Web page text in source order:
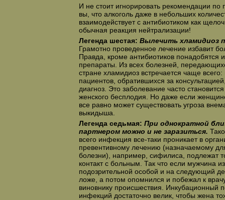
И не стоит игнорировать рекомендации по
вы, что алкоголь даже в небольших
взаимодействует с антибиотиком как
обычная реакция нейтрализации!
Легенда шестая: Вылечить хламидиоз
Грамотно проведенное лечение избавит
Правда, кроме антибиотиков
препараты. Из всех болезней,
стране хламидиоз встречается чаще
пациентов, обратившихся за
диагноз. Это заболевание часто
женского бесплодия. Но даже если
все равно может существовать угроза
выкидыша.
Легенда седьмая: При однократной
партнером можно и не заразиться.
всего инфекция все-таки проникает в
превентивному лечению (назначаемому
болезни), например, сифилиса, подлежат
контакт с больным. Так что если мужчина
подозрительной особой и на следующий
ложе, а потом опомнился и побежал к
виновнику происшествия. Инкубационный
инфекций достаточно велик, чтобы жена